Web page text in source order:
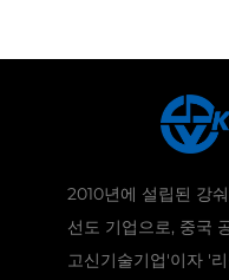
2010년에 설립된 강
선도 기업으로, 중국
고신기술기업'이자 '